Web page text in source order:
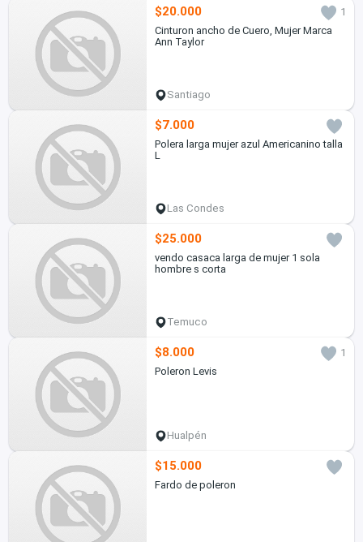
$20.000
1
Cinturon ancho de Cuero, Mujer Marca
Ann Taylor
Santiago
$7.000
Polera larga mujer azul Americanino talla
L
Las Condes
$25.000
vendo casaca larga de mujer 1 sola
hombre s corta
Temuco
$8.000
1
Poleron Levis
Hualpén
$15.000
Fardo de poleron